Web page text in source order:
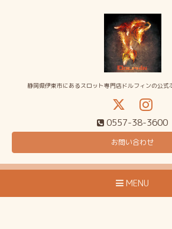
静岡県伊東市にあるスロット専門店ドルフィンの公
0557-38-3600
お問い合わせ
MENU